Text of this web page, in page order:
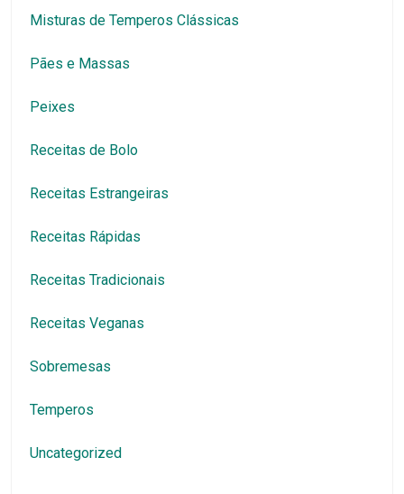
Misturas de Temperos Clássicas
Pães e Massas
Peixes
Receitas de Bolo
Receitas Estrangeiras
Receitas Rápidas
Receitas Tradicionais
Receitas Veganas
Sobremesas
Temperos
Uncategorized